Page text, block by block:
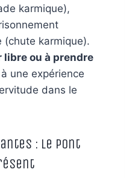
karmique),
(chute karmique).
ou à prendre
une expérience
dans le
: Le Pont